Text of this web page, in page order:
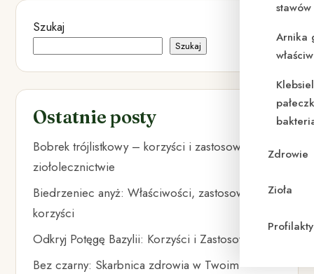
Arnika
Zdrowie
Zioła
Szukaj
Szukaj
Ostatnie posty
Bobrek trójlistkowy – korzyści i zastosowanie w
ziołolecznictwie
Biedrzeniec anyż: Właściwości, zastosowania i
korzyści
Odkryj Potęgę Bazylii: Korzyści i Zastosowania
Bez czarny: Skarbnica zdrowia w Twoim